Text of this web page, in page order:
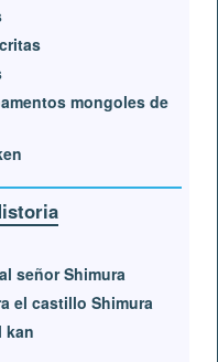
mongoles de
señor Shimura
el castillo Shimura
kan